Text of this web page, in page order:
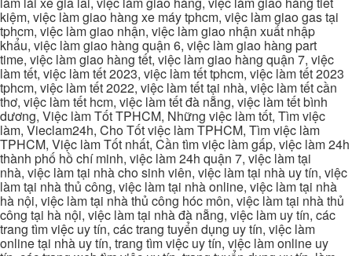
kiệm, việc làm giao hàng xe máy tphcm, việc làm giao gas tại
tphcm, việc làm giao nhận, việc làm giao nhận xuất nhập
khẩu, việc làm giao hàng quận 6, việc làm giao hàng part
time, việc làm giao hàng tết, việc làm giao hàng quận 7, việc
làm tết, việc làm tết 2023, việc làm tết tphcm, việc làm tết 2023
tphcm, việc làm tết 2022, việc làm tết tại nhà, việc làm tết cần
thơ, việc làm tết hcm, việc làm tết đà nẵng, việc làm tết bình
dương, Việc làm Tốt TPHCM, Những việc làm tốt, Tìm việc
làm, Vieclam24h, Cho Tốt việc làm TPHCM, Tìm việc làm
TPHCM, Việc làm Tốt nhất, Cần tìm việc làm gấp, việc làm 24h
thành phố hồ chí minh, việc làm 24h quận 7, việc làm tại
nhà, việc làm tại nhà cho sinh viên, việc làm tại nhà uy tín, việc
làm tại nhà thủ công, việc làm tại nhà online, việc làm tại nhà
hà nội, việc làm tại nhà thủ công hóc môn, việc làm tại nhà thủ
công tại hà nội, việc làm tại nhà đà nẵng, việc làm uy tín, các
trang tìm việc uy tín, các trang tuyển dụng uy tín, việc làm
online tại nhà uy tín, trang tìm việc uy tín, việc làm online uy